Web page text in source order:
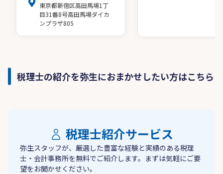
東京都新宿区高田馬場1丁
目31番8号高田馬場ダイカ
ンプラザ805
税理士の紹介を弥生におまかせしたい方はこちら
税理士紹介サービス
弥生スタッフが、厳選した豊富な経験と実績のある税理
士・会計事務所を無料でご紹介します。まずは気軽にご要
望をお聞かせください。